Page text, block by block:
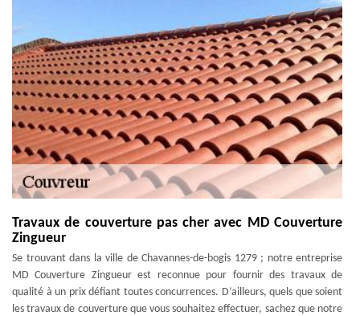
Travaux de couverture pas cher avec MD Couverture
Zingueur
Se trouvant dans la ville de Chavannes-de-bogis 1279 ; notre entreprise
MD Couverture Zingueur est reconnue pour fournir des travaux de
qualité à un prix défiant toutes concurrences. D’ailleurs, quels que soient
les travaux de couverture que vous souhaitez effectuer, sachez que notre